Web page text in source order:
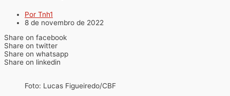
Por Tnh1
8 de novembro de 2022
Share on facebook
Share on twitter
Share on whatsapp
Share on linkedin
Foto: Lucas Figueiredo/CBF